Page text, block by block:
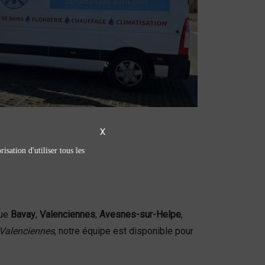
Bavay, Valenciennes, Avesnes-sur-Helpe,
, notre équipe est disponible pour
X
d'utiliser tous les